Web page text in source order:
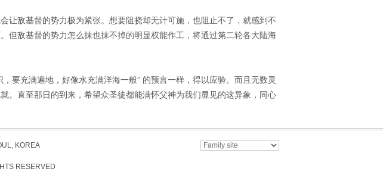
让敌基督的势力极为紧张。想要阻挠却无计可施，也阻止不了，就感到不
但敌基督的势力怎么抹也抹不掉的明显权能作工，将通过第二轮各大陆海
要充满遍地，好像水充满洋海一般” 的预言一样，得以应验。而且无数灵
。直至那日的到来，希望众圣徒都能满怀父神为我们显见的这异象，同心
KOREA
RESERVED